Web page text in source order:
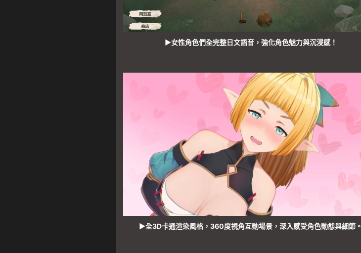
▶女性角色們全完整日文語音，強化角色魅力與沉浸感！
▶全3D卡通渲染風格，360度視角互動場景，深入感受角色動態與細節。